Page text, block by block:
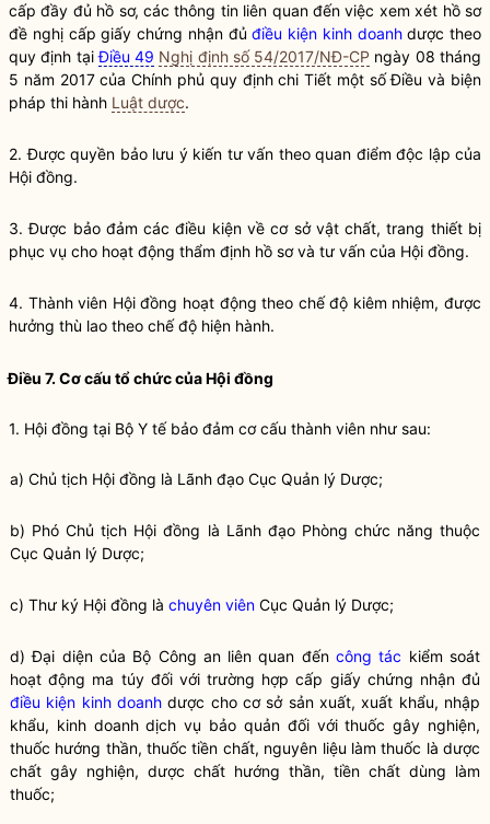
cấp đầy đủ hồ sơ, các thông tin liên quan đến việc xem xét hồ sơ
đề nghị cấp giấy chứng nhận đủđiều kiện kinh doanhdược theo
quy định tạiĐiều 49 Nghị định số 54/2017/NĐ-CP ngày 08 tháng
5 năm 2017 của Chính phủ quy định chi Tiết một số Điều và biện
pháp thi hành Luật dược.
2. Được quyền bảo lưu ý kiến tư vấn theo quan điểm độc lập của
Hội đồng.
3. Được bảo đảm các điều kiện về cơ sở vật chất, trang thiết bị
phục vụ cho hoạt động thẩm định hồ sơ và tư vấn của Hội đồng.
4. Thành viên Hội đồng hoạt động theo chế độ kiêm nhiệm, được
hưởng thù lao theo chế độ hiện hành.
Điều 7. Cơ cấu tổ chức của Hội đồng
1. Hội đồng tại Bộ Y tế bảo đảm cơ cấu thành viên như sau:
a) Chủ tịch Hội đồng là Lãnh đạo Cục Quản lý Dược;
b) Phó Chủ tịch Hội đồng là Lãnh đạo Phòng chức năng thuộc
Cục Quản lý Dược;
c) Thư ký Hội đồng là chuyên viên Cục Quản lý Dược;
d) Đại diện của Bộ Công an liên quan đếncông tác kiểm soát
hoạt động ma túy đối với trường hợp cấp giấy chứng nhận đủ
điều kiện kinh doanh dược cho cơ sở sản xuất, xuất khẩu, nhập
khẩu, kinh doanh dịch vụ bảo quản đối với thuốc gây nghiện,
thuốc hướng thần, thuốc tiền chất, nguyên liệu làm thuốc là dược
chất gây nghiện, dược chất hướng thần, tiền chất dùng làm
thuốc;